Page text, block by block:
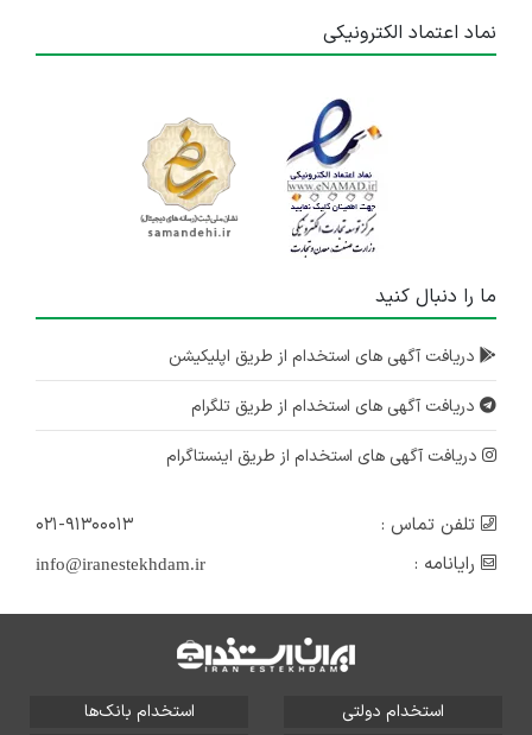
نماد اعتماد الکترونیکی
ما را دنبال کنید
دریافت آگهی های استخدام از طریق اپلیکیشن
دریافت آگهی های استخدام از طریق تلگرام
دریافت آگهی های استخدام از طریق اینستاگرام
تلفن تماس :
۰۲۱-۹۱۳۰۰۰۱۳
رایانامه :
info@iranestekhdam.ir
استخدام دولتی استخدام بانک‌ها